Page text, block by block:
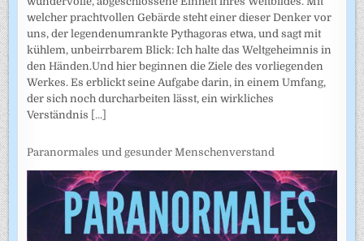
welcher prachtvollen Gebärde steht einer dieser Denker vor
uns, der legendenumrankte Pythagoras etwa, und sagt mit
kühlem, unbeirrbarem Blick: Ich halte das Weltgeheimnis in
den Händen.Und hier beginnen die Ziele des vorliegenden
Werkes. Es erblickt seine Aufgabe darin, in einem Umfang,
der sich noch durcharbeiten lässt, ein wirkliches
Verständnis [...]
Paranormales und gesunder Menschenverstand